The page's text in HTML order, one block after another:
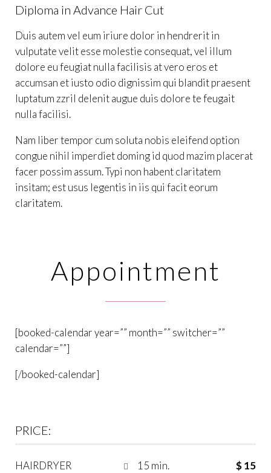
Diploma in Advance Hair Cut
Duis autem vel eum iriure dolor in hendrerit in
vulputate velit esse molestie consequat, vel illum
dolore eu feugiat nulla facilisis at vero eros et
accumsan et iusto odio dignissim qui blandit praesent
luptatum zzril delenit augue duis dolore te feugait
nulla facilisi.
Nam liber tempor cum soluta nobis eleifend option
congue nihil imperdiet doming id quod mazim placerat
facer possim assum. Typi non habent claritatem
insitam; est usus legentis in iis qui facit eorum
claritatem.
Appointment
[booked-calendar year=”” month=”” switcher=””
calendar=””]
[/booked-calendar]
PRICE:
HAIRDRYER  15 min. $ 15